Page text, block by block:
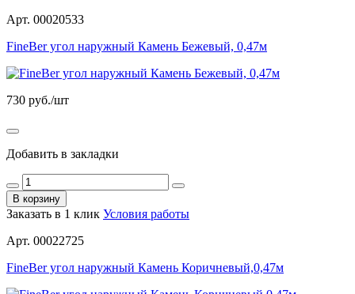
Арт. 00020533
FineBer угол наружный Камень Бежевый, 0,47м
730 руб./шт
Добавить в закладки
В корзину
Заказать в 1 клик Условия работы
Арт. 00022725
FineBer угол наружный Камень Коричневый,0,47м